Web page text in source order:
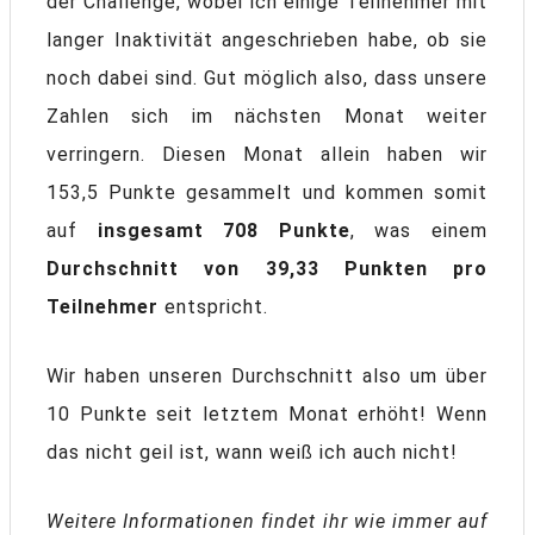
langer Inaktivität angeschrieben habe, ob sie
noch dabei sind. Gut möglich also, dass unsere
Zahlen sich im nächsten Monat weiter
verringern. Diesen Monat allein haben wir
153,5 Punkte gesammelt und kommen somit
auf
insgesamt 708 Punkte, was einem
Durchschnitt von 39,33 Punkten pro
Teilnehmer entspricht.
Wir haben unseren Durchschnitt also um über
10 Punkte seit letztem Monat erhöht! Wenn
das nicht geil ist, wann weiß ich auch nicht!
Weitere Informationen findet ihr wie immer auf